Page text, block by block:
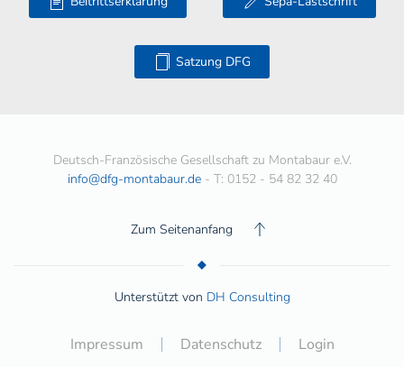
Satzung DFG
Deutsch-Französische Gesellschaft zu Montabaur e.V.
info@dfg-montabaur.de- T: 0152 - 54 82 32 40
Zum Seitenanfang
Unterstützt von DH Consulting
Impressum Datenschutz
Login